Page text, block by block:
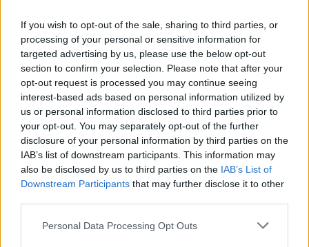
If you wish to opt-out of the sale, sharing to third parties, or
processing of your personal or sensitive information for
targeted advertising by us, please use the below opt-out
section to confirm your selection. Please note that after your
opt-out request is processed you may continue seeing
interest-based ads based on personal information utilized by
us or personal information disclosed to third parties prior to
your opt-out. You may separately opt-out of the further
disclosure of your personal information by third parties on the
IAB’s list of downstream participants. This information may
also be disclosed by us to third parties on the IAB’s List of
Downstream Participants that may further disclose it to other
Please note that this website/app uses one or more Google
Personal Data Processing Opt Outs
HockeyAllsvenskan släpps i slutet av augusti månad. Enda
undantaget är mellandagsmatchen mot Östersund den 27
december – även där kommer vi att ha ett släpp med förtur
längre fram.
Följande datum och tider gäller för det stora biljettsläppet:
Torsdag 27/8 kl 12.00: Förtur för säsongskortsinnehavare
Torsdag 27/8 kl. 18.00: Förtur för medlemmar i MoDo och
Lumberjacks
Fredag 28/8 kl. 12.00: Allmänt biljettsläpp